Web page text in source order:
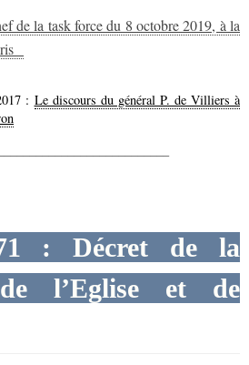
de la task force du 8 octobre 2019, à la
: Le discours du général P. de Villiers à
: Décret de la
l’Eglise et de